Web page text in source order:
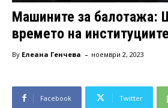
Машините за балотажа:
времето на
By Елеана Генчева - ноември 2, 2023
Facebook Twitter